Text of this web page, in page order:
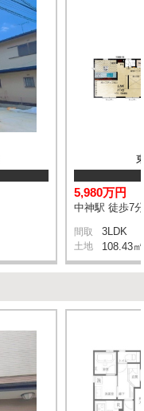
5,980万円
中神駅 徒歩7分
間取 3LDK
土地 108.43㎡